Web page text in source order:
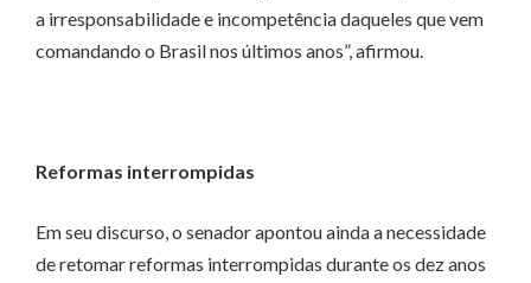
a irresponsabilidade e incompetência daqueles que vem
comandando o Brasil nos últimos anos”, afirmou.
Reformas interrompidas
Em seu discurso, o senador apontou ainda a necessidade
de retomar reformas interrompidas durante os dez anos